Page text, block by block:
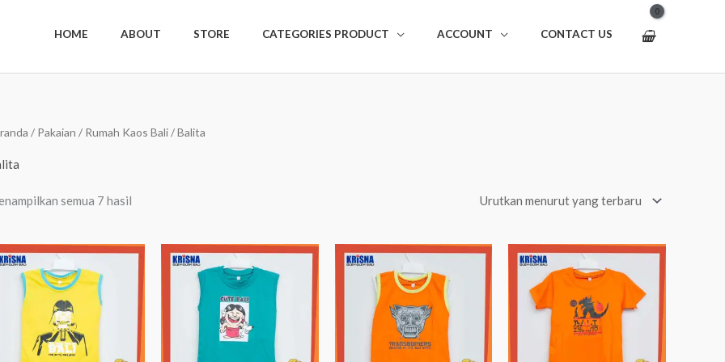
HOME ABOUT STORE CATEGORIES PRODUCT ACCOUNT CONTACT US
/ Pakaian / Rumah Kaos Bali/ Balita
semua 7 hasil
Diurutkan
menurut
Rentang
Rentang
Rp47.500
Rentang
Rp52.500
Rentang
Rp52.500
hingga
Rp57.500